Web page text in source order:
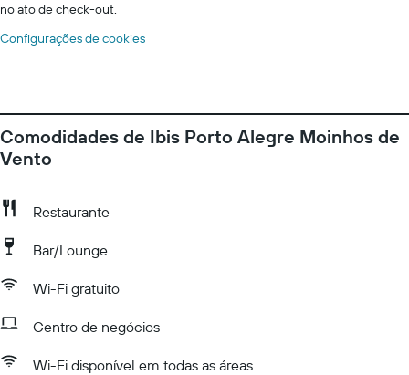
no ato de check-out.
Configurações de cookies
Comodidades de Ibis Porto Alegre Moinhos de
Vento
Restaurante
Bar/Lounge
Wi-Fi gratuito
Centro de negócios
Wi-Fi disponível em todas as áreas